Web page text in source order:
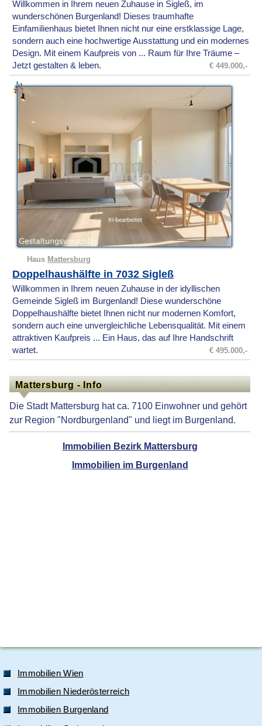
Willkommen in Ihrem neuen Zuhause in Sigleß, im
wunderschönen Burgenland! Dieses traumhafte
Einfamilienhaus bietet Ihnen nicht nur eine erstklassige Lage,
sondern auch eine hochwertige Ausstattung und ein modernes
Design. Mit einem Kaufpreis von ... Raum für Ihre Träume –
Jetzt gestalten & leben.
€ 449.000,-
Haus Mattersburg
Doppelhaushälfte in 7032 Sigleß
Willkommen in Ihrem neuen Zuhause in der idyllischen
Gemeinde Sigleß im Burgenland! Diese wunderschöne
Doppelhaushälfte bietet Ihnen nicht nur modernen Komfort,
sondern auch eine unvergleichliche Lebensqualität. Mit einem
attraktiven Kaufpreis ... Ein Haus, das auf Ihre Handschrift
wartet.
€ 495.000,-
Mattersburg - Info
Die Stadt Mattersburg hat ca. 7100 Einwohner und gehört
zur Region "Nordburgenland" und liegt im Burgenland.
Immobilien Bezirk Mattersburg
Immobilien im Burgenland
Immobilien Wien
Immobilien Niederösterreich
Immobilien Burgenland